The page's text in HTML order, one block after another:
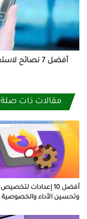
في
iPhone
يجب
مقالات ذات صلة
وتحسين الأداء والخصوصية